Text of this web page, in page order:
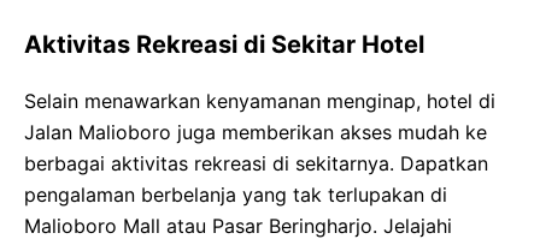
Aktivitas Rekreasi di Sekitar Hotel
Selain menawarkan kenyamanan menginap, hotel di
Jalan Malioboro juga memberikan akses mudah ke
berbagai aktivitas rekreasi di sekitarnya. Dapatkan
pengalaman berbelanja yang tak terlupakan di
Malioboro Mall atau Pasar Beringharjo. Jelajahi